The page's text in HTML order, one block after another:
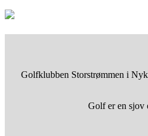
Golfklubben Storstrømmen i
Golf er en sjov